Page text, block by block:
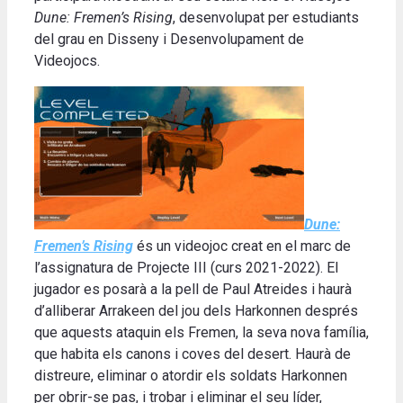
Dune: Fremen’s Rising, desenvolupat per estudiants
del grau en Disseny i Desenvolupament de
Videojocs.
Dune:
Fremen’s Rising és un videojoc creat en el marc de
l’assignatura de Projecte III (curs 2021-2022). El
jugador es posarà a la pell de Paul Atreides i haurà
d’alliberar Arrakeen del jou dels Harkonnen després
que aquests ataquin els Fremen, la seva nova família,
que habita els canons i coves del desert. Haurà de
distreure, eliminar o atordir els soldats Harkonnen
per obrir-se pas, i trobar i eliminar el seu líder,